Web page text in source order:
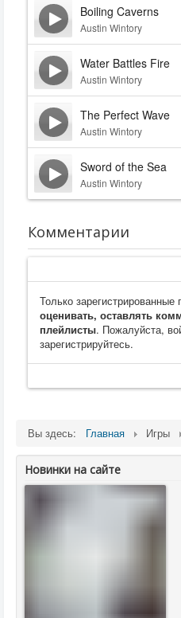
Boiling Caverns
Austin Wintory
Water Battles Fire
Austin Wintory
The Perfect Wave
Austin Wintory
Sword of the Sea
Austin Wintory
Комментарии
Только зарегистрированные
оценивать, оставлять
плейлисты. Пожалуйста,
зарегистрируйтесь.
Вы здесь: Главная Игры
Новинки на сайте